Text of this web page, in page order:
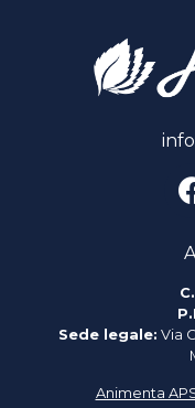
Sede legale: Via
Animenta